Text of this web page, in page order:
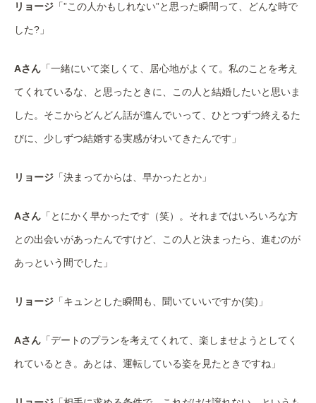
リョージ 「”この人かもしれない”と思った瞬間って、どんな時で
した?」
Aさん 「一緒にいて楽しくて、居心地がよくて。私のことを考え
てくれているな、と思ったときに、この人と結婚したいと思いま
した。そこからどんどん話が進んでいって、ひとつずつ終えるた
びに、少しずつ結婚する実感がわいてきたんです」
リョージ 「決まってからは、早かったとか」
Aさん 「とにかく早かったです（笑）。それまではいろいろな方
との出会いがあったんですけど、この人と決まったら、進むのが
あっという間でした」
リョージ 「キュンとした瞬間も、聞いていいですか(笑)」
Aさん 「デートのプランを考えてくれて、楽しませようとしてく
れているとき。あとは、運転している姿を見たときですね」